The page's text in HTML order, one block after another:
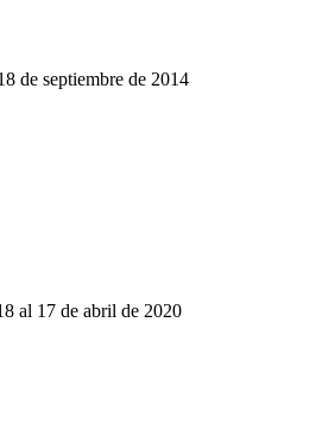
de septiembre de 2014
al 17 de abril de 2020